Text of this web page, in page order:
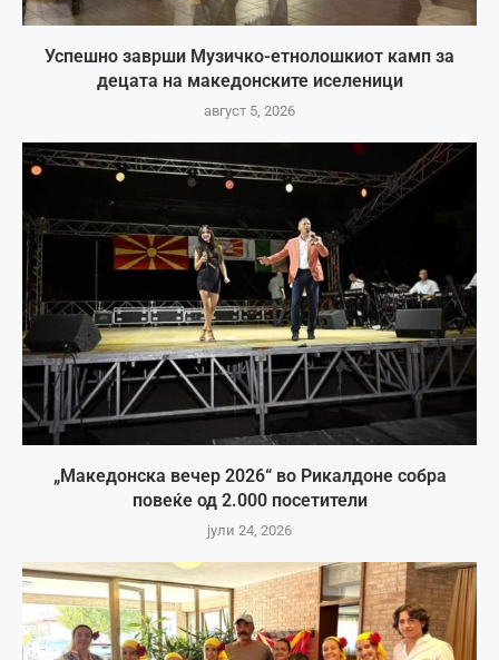
Успешно заврши Музичко-етнолошкиот камп за
децата на македонските иселеници
август 5, 2026
„Македонска вечер 2026“ во Рикалдоне собра
повеќе од 2.000 посетители
јули 24, 2026